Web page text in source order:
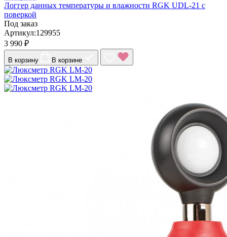
Логгер данных температуры и влажности RGK UDL-21 с
поверкой
Под заказ
Артикул:129955
3 990 ₽
В корзину В корзине